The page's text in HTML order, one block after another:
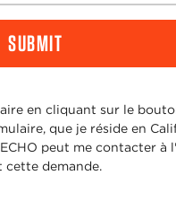
en cliquant sur le
que je réside en
peut me contacter à
cette demande.